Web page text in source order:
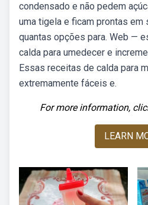
condensado e não pedem
uma tigela e ficam prontas em
quantas opções para. Web —
calda para umedecer e
Essas receitas de calda para
extremamente fáceis e.
For more information,
LEARN